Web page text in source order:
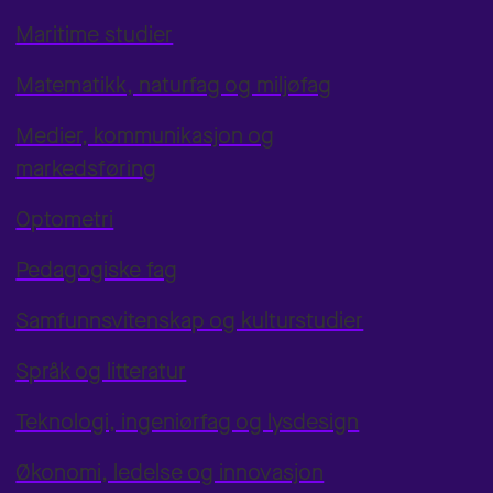
Maritime studier
Matematikk, naturfag og miljøfag
Medier, kommunikasjon og
markedsføring
Optometri
Pedagogiske fag
Samfunnsvitenskap og kulturstudier
Språk og litteratur
Teknologi, ingeniørfag og lysdesign
Økonomi, ledelse og innovasjon